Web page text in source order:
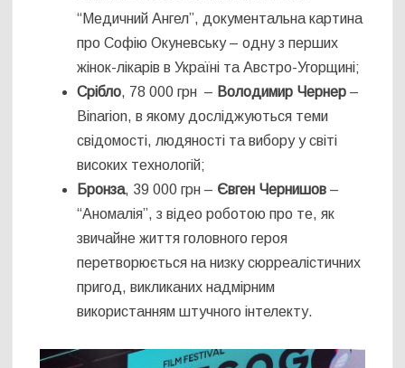
“Медичний Ангел”, документальна картина
про Софію Окуневську – одну з перших
жінок-лікарів в Україні та Австро-Угорщині;
Срібло, 78 000 грн – Володимир Чернер –
Binarion, в якому досліджуються теми
свідомості, людяності та вибору у світі
високих технологій;
Бронза, 39 000 грн – Євген Чернишов –
“Аномалія”, з відео роботою про те, як
звичайне життя головного героя
перетворюється на низку сюрреалістичних
пригод, викликаних надмірним
використанням штучного інтелекту.